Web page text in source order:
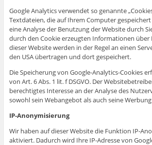
Google Analytics verwendet so genannte
Textdateien, die auf Ihrem Computer
eine Analyse der Benutzung der Website durch
durch den Cookie erzeugten Informationen über
dieser Website werden in der Regel an einen
den USA übertragen und dort gespeichert.
Die Speicherung von Google-Analytics-Cookies
von Art. 6 Abs. 1 lit. f DSGVO. Der
berechtigtes Interesse an der Analyse des
sowohl sein Webangebot als auch seine
IP-Anonymisierung
Wir haben auf dieser Website die Funktion IP-
aktiviert. Dadurch wird Ihre IP-Adresse von